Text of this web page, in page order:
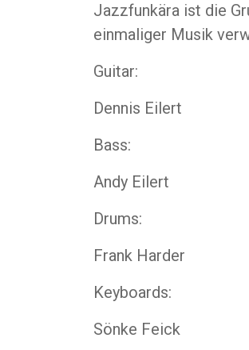
Jazzfunkära ist die
einmaliger Musik
Guitar:
Dennis Eilert
Bass:
Andy Eilert
Drums:
Frank Harder
Keyboards:
Sönke Feick